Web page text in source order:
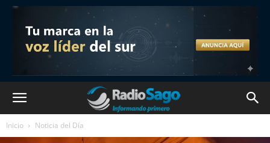
Inicio Noticia del Día